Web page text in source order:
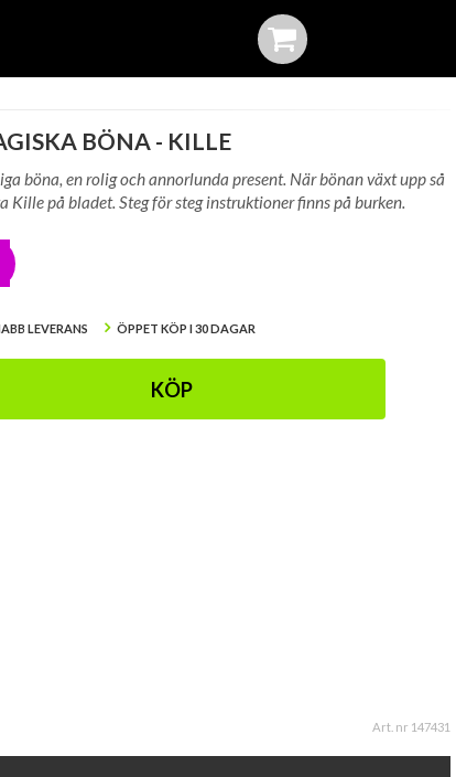
BÖNA - KILLE
böna, en rolig och annorlunda present. När bönan växt upp så
Kille på bladet. Steg för steg instruktioner finns på burken.
LEVERANS ÖPPET KÖP I 30 DAGAR
KÖP
Art. nr 147431